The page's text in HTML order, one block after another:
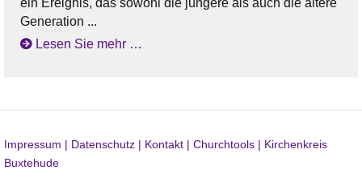
ein Ereignis, das sowohl die jüngere als auch die ältere
Generation ...
Lesen Sie mehr …
Impressum | Datenschutz | Kontakt | Churchtools | Kirchenkreis
Buxtehude